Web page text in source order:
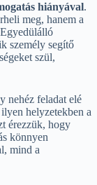
hiányával.
meg, hanem a
személy segítő
szül,
nehéz feladat elé
helyzetekben a
érezzük, hogy
könnyen
mind a